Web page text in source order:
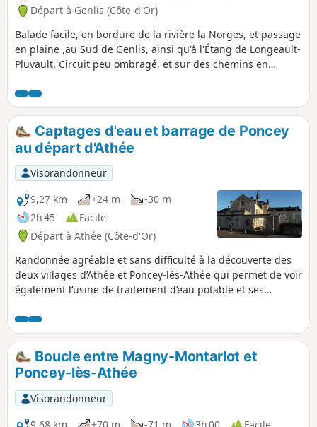
Départ à Genlis (Côte-d'Or)
Balade facile, en bordure de la rivière la Norges, et passage
en plaine ,au Sud de Genlis, ainsi qu'à l'Étang de Longeault-
Pluvault. Circuit peu ombragé, et sur des chemins en
Captages d'eau et barrage de Poncey
au départ d'Athée
Visorandonneur
9,27 km
+24 m
-30 m
2h 45
Facile
Départ à Athée (Côte-d'Or)
Randonnée agréable et sans difficulté à la découverte des
deux villages d’Athée et Poncey-lès-Athée qui permet de voir
également l’usine de traitement d’eau potable et ses
et la bâtisse de la maison de retraite d’Athée.
Boucle entre Magny-Montarlot et
Poncey-lès-Athée
Visorandonneur